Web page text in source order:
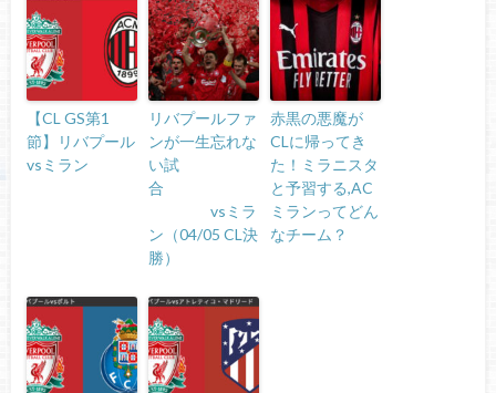
【CL GS第1
節】リバプール
vsミラン
リバプールファ
ンが一生忘れな
い試
合
vsミラ
ン（04/05 CL決
勝）
赤黒の悪魔が
CLに帰ってき
た！ミラニスタ
と予習する,AC
ミランってどん
なチーム？